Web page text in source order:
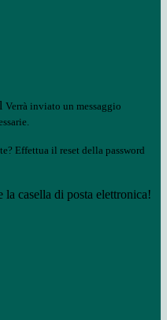
Verrà inviato un messaggio
Effettua il reset della password
casella di posta elettronica!